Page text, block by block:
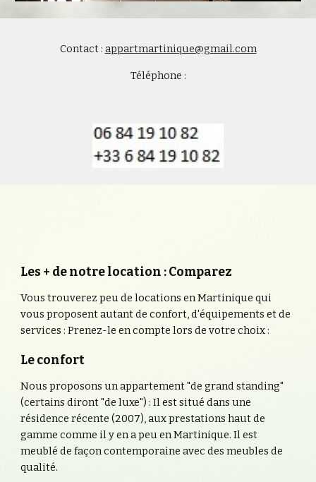
Contact : appartmartinique@gmail.com
Téléphone :
Les + de notre location : Comparez
Vous trouverez peu de locations en Martinique qui
vous proposent autant de confort, d'équipements et de
services : Prenez-le en compte lors de votre choix :
Le confort
Nous proposons un appartement "de grand standing"
(certains diront "de luxe") : Il est situé dans une
résidence récente (2007), aux prestations haut de
gamme comme il y en a peu en Martinique. Il est
meublé de façon contemporaine avec des meubles de
qualité.